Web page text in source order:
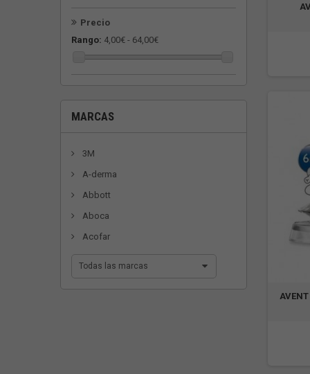
Precio
Rango: 4,00€ - 64,00€
MARCAS
3M
A-derma
Abbott
Aboca
Acofar
Todas las marcas